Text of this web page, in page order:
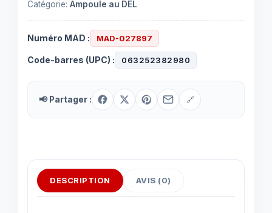
Catégorie: Ampoule au DEL
Numéro MAD : MAD-027897
Code-barres (UPC) : 063252382980
📢 Partager : 🔗
DESCRIPTION AVIS (0)